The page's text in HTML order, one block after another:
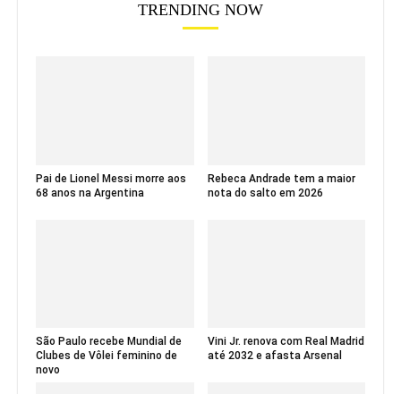
TRENDING NOW
Pai de Lionel Messi morre aos
68 anos na Argentina
Rebeca Andrade tem a maior
nota do salto em 2026
São Paulo recebe Mundial de
Clubes de Vôlei feminino de
novo
Vini Jr. renova com Real Madrid
até 2032 e afasta Arsenal